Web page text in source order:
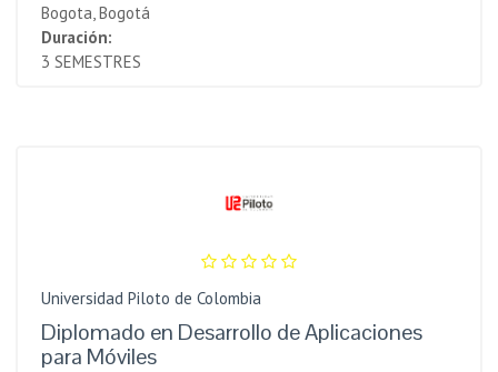
Bogota, Bogotá
Duración:
3 SEMESTRES
Universidad Piloto de Colombia
Diplomado en Desarrollo de Aplicaciones
para Móviles